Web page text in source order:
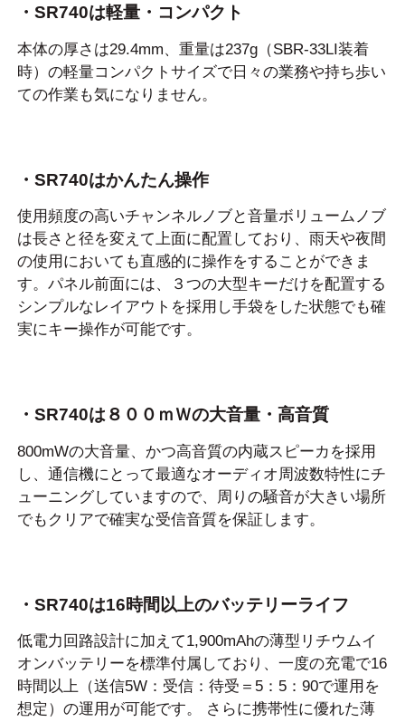
・SR740は軽量・コンパクト
本体の厚さは29.4mm、重量は237g（SBR-33LI装着
時）の軽量コンパクトサイズで日々の業務や持ち歩い
ての作業も気になりません。
・SR740はかんたん操作
使用頻度の高いチャンネルノブと音量ボリュームノブ
は長さと径を変えて上面に配置しており、雨天や夜間
の使用においても直感的に操作をすることができま
す。パネル前面には、３つの大型キーだけを配置する
シンプルなレイアウトを採用し手袋をした状態でも確
実にキー操作が可能です。
・SR740は８００ｍＷの大音量・高音質
800mWの大音量、かつ高音質の内蔵スピーカを採用
し、通信機にとって最適なオーディオ周波数特性にチ
ューニングしていますので、周りの騒音が大きい場所
でもクリアで確実な受信音質を保証します。
・SR740は16時間以上のバッテリーライフ
低電力回路設計に加えて1,900mAhの薄型リチウムイ
オンバッテリーを標準付属しており、一度の充電で16
時間以上（送信5W：受信：待受＝5：5：90で運用を
想定）の運用が可能です。 さらに携帯性に優れた薄